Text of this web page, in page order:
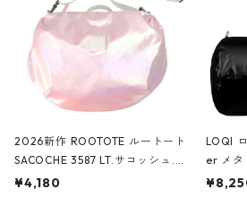
2026新作 ROOTOTE ルートート
SACOCHE 3587 LT.サコッシュ.ル
ミエ-B ショルダーバッグ グロスピ
¥4,180
LOQI
er メタ
ボスト